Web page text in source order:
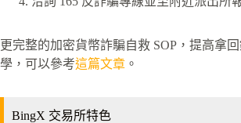
更完整的加密貨幣詐騙自救 SOP，提高拿
學，可以參考這篇文章 。
BingX 交易所特色